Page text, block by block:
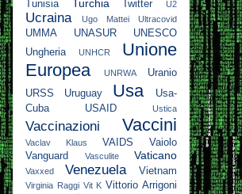
Tunisia Turchia Twitter U2
Ucraina Ugo Mattei Ultracovid
UMMA UNASUR
UNESCO
Ungheria
UNHCR
Unione
Europea
UNRWA
Uranio
URSS
Uruguay Usa
Usa-
Cuba
USAID Ustica
Vaccinazioni Vaccini
Vaclav Klaus VAIDS
Vaiolo
Vanguard
Vasculite Vaticano
Vaxxed Venezuela Vietnam
Virginia Raggi Vit K Vittorio Arrigoni